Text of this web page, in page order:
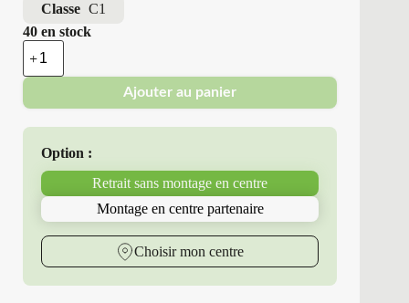
Classe C1
40 en stock
quantité
de
Point
-
Pneus
195/50R15
SUMMER
Ajouter au panier
Option :
Retrait sans montage en centre
Montage en centre partenaire
Choisir mon centre